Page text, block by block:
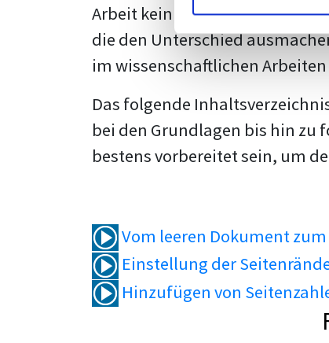
Arbeit kein Problem mehr für
die den Unterschied
im wissenschaftlichen
Das folgende
bei den Grundlagen bis hin zu
bestens vorbereitet sein, um
Vom leeren Dokument
Einstellung der
Hinzufügen von